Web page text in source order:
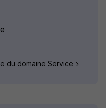
du domaine Service